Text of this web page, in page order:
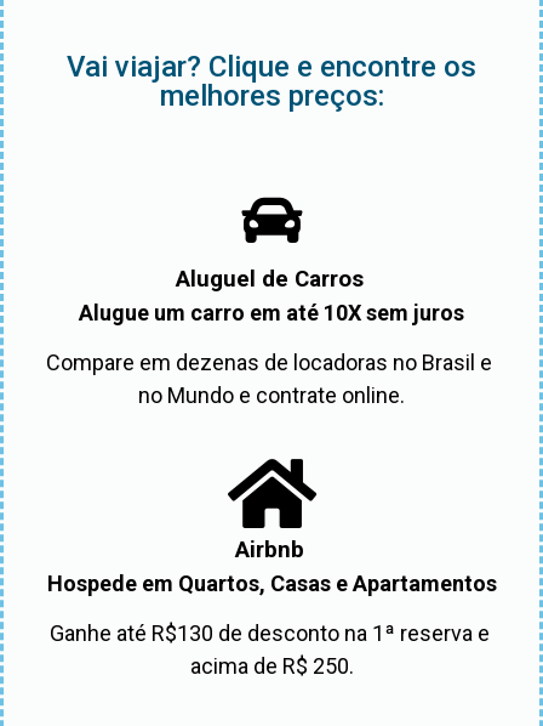
Vai viajar? Clique e encontre os
melhores preços:
Aluguel de Carros
Alugue um carro em até 10X sem juros
Compare em dezenas de locadoras no Brasil e
no Mundo e contrate online.
Airbnb
Hospede em Quartos, Casas e Apartamentos
Ganhe até R$130 de desconto na 1ª reserva e
acima de R$ 250.